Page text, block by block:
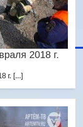
2018 г.
г. [...]